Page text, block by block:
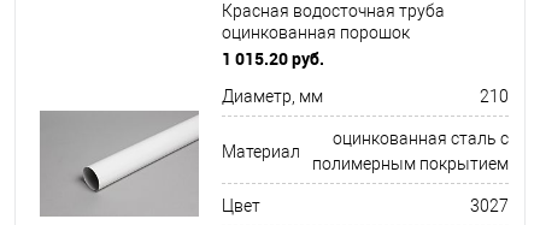
Красная водосточная труба
оцинкованная порошок
ф210х1250мм RAL 3027
1 015.20 руб.
Диаметр, мм 210
Материал
оцинкованная сталь с
полимерным покрытием
Цвет 3027